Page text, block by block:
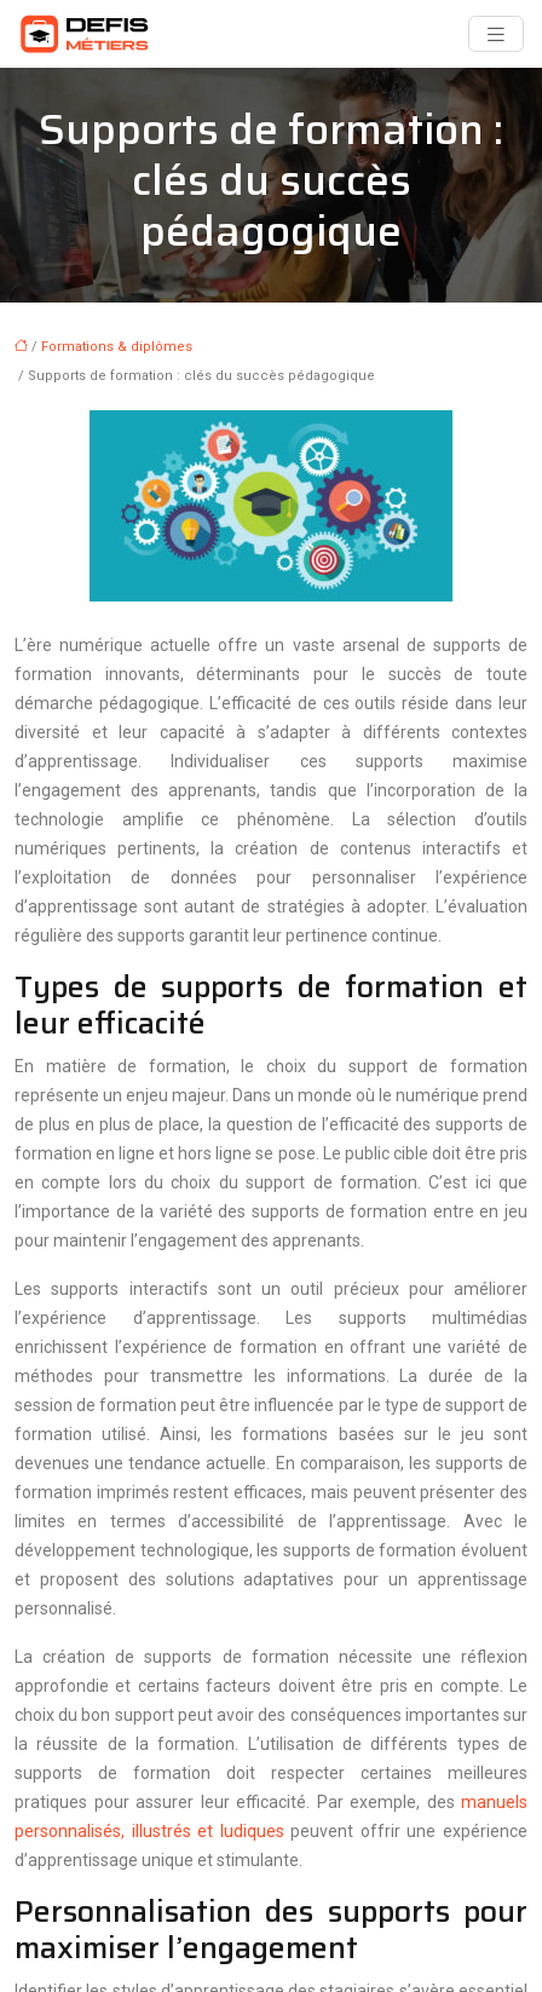
Supports de formation :
clés du succès
pédagogique
/ Formations & diplômes
/ Supports de formation : clés du succès pédagogique
L’ère numérique actuelle offre un vaste arsenal de supports de
formation innovants, déterminants pour le succès de toute
démarche pédagogique. L’efficacité de ces outils réside dans leur
diversité et leur capacité à s’adapter à différents contextes
d’apprentissage. Individualiser ces supports maximise
l’engagement des apprenants, tandis que l’incorporation de la
technologie amplifie ce phénomène. La sélection d’outils
numériques pertinents, la création de contenus interactifs et
l’exploitation de données pour personnaliser l’expérience
d’apprentissage sont autant de stratégies à adopter. L’évaluation
régulière des supports garantit leur pertinence continue.
Types de supports de formation et
leur efficacité
En matière de formation, le choix du support de formation
représente un enjeu majeur. Dans un monde où le numérique prend
de plus en plus de place, la question de l’efficacité des supports de
formation en ligne et hors ligne se pose. Le public cible doit être pris
en compte lors du choix du support de formation. C’est ici que
l’importance de la variété des supports de formation entre en jeu
pour maintenir l’engagement des apprenants.
Les supports interactifs sont un outil précieux pour améliorer
l’expérience d’apprentissage. Les supports multimédias
enrichissent l’expérience de formation en offrant une variété de
méthodes pour transmettre les informations. La durée de la
session de formation peut être influencée par le type de support de
formation utilisé. Ainsi, les formations basées sur le jeu sont
devenues une tendance actuelle. En comparaison, les supports de
formation imprimés restent efficaces, mais peuvent présenter des
limites en termes d’accessibilité de l’apprentissage. Avec le
développement technologique, les supports de formation évoluent
et proposent des solutions adaptatives pour un apprentissage
personnalisé.
La création de supports de formation nécessite une réflexion
approfondie et certains facteurs doivent être pris en compte. Le
choix du bon support peut avoir des conséquences importantes sur
la réussite de la formation. L’utilisation de différents types de
supports de formation doit respecter certaines meilleures
pratiques pour assurer leur efficacité. Par exemple, des manuels
personnalisés, illustrés et ludiques peuvent offrir une expérience
d’apprentissage unique et stimulante.
Personnalisation des supports pour
maximiser l’engagement